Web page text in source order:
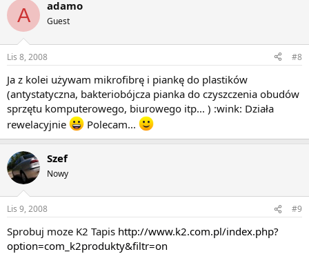
A adamo
Guest
Lis 8, 2008 #8
Ja z kolei używam mikrofibrę i piankę do plastików
(antystatyczna, bakteriobójcza pianka do czyszczenia obudów
sprzętu komputerowego, biurowego itp... ) :wink: Działa
rewelacyjnie
Polecam...
Szef
Nowy
Lis 9, 2008 #9
Sprobuj moze K2 Tapis http://www.k2.com.pl/index.php?
option=com_k2produkty&filtr=on